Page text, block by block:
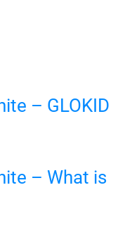
– GLOKID
– What is